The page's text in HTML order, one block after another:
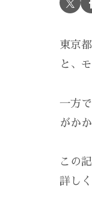
東京
と、
一方
がか
この
詳し